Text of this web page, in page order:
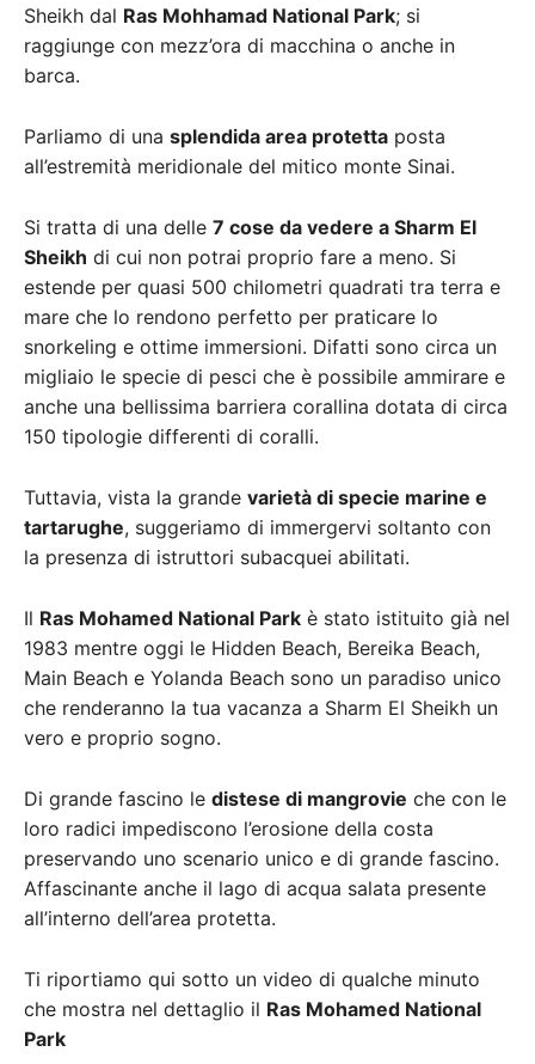
Sheikh dal Ras Mohhamad National Park; si
raggiunge con mezz’ora di macchina o anche in
barca.
Parliamo di una splendida area protetta posta
all’estremità meridionale del mitico monte Sinai.
Si tratta di una delle 7 cose da vedere a Sharm El
Sheikh di cui non potrai proprio fare a meno. Si
estende per quasi 500 chilometri quadrati tra terra e
mare che lo rendono perfetto per praticare lo
snorkeling e ottime immersioni. Difatti sono circa un
migliaio le specie di pesci che è possibile ammirare e
anche una bellissima barriera corallina dotata di circa
150 tipologie differenti di coralli.
Tuttavia, vista la grande varietà di specie marine e
tartarughe, suggeriamo di immergervi soltanto con
la presenza di istruttori subacquei abilitati.
Il Ras Mohamed National Park è stato istituito già nel
1983 mentre oggi le Hidden Beach, Bereika Beach,
Main Beach e Yolanda Beach sono un paradiso unico
che renderanno la tua vacanza a Sharm El Sheikh un
vero e proprio sogno.
Di grande fascino le distese di mangrovie che con le
loro radici impediscono l’erosione della costa
preservando uno scenario unico e di grande fascino.
Affascinante anche il lago di acqua salata presente
all’interno dell’area protetta.
Ti riportiamo qui sotto un video di qualche minuto
che mostra nel dettaglio il Ras Mohamed National
Park